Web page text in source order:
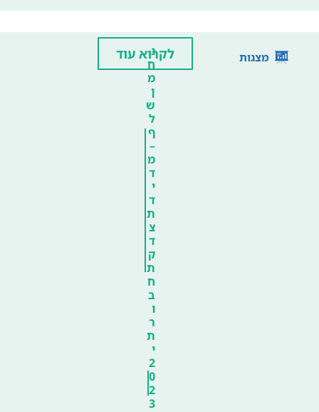
מצגות
נ
ח
מ
ן
ש
ל
ף
–
מ
ד
י
ד
ת
צ
ד
ק
ת
ח
ב
ו
ר
ת
י
2
0
2
3
לקרוא עוד